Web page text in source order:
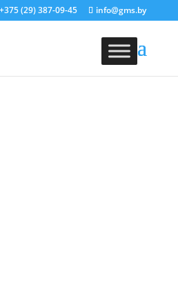
+375 (29) 387-09-45 info@gms.by